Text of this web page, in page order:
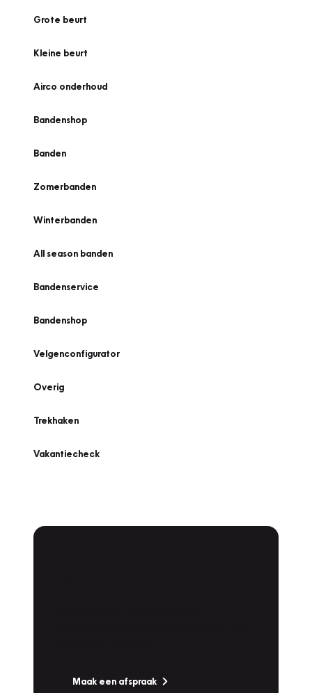
Grote beurt
Kleine beurt
Airco onderhoud
Bandenshop
Banden
Zomerbanden
Winterbanden
All season banden
Bandenservice
Bandenshop
Velgenconfigurator
Overig
Trekhaken
Vakantiecheck
Maak een afspraak